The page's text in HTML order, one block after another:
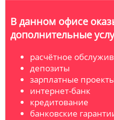
В данном офисе
дополнительные
расчётное
депозиты
зарплатные
интернет-банк
кредитование
банковские